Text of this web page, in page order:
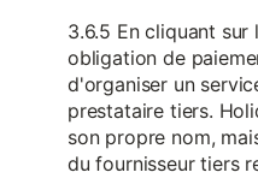
3.6.5 En cliquant sur
obligation de
d'organiser un
prestataire tiers.
son propre nom,
du fournisseur tiers